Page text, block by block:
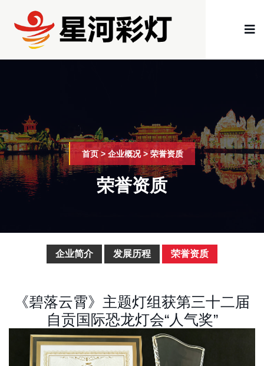
首页> 企业概况>荣誉资质
荣誉资质
企业简介 发展历程 荣誉资质
《碧落云霄》主题灯组获第三十二届
自贡国际恐龙灯会“人气奖”